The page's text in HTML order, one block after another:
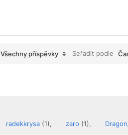
Všechny příspěvky Seřadit podle
radekkrysa (1), zaro (1),